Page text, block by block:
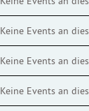
Keine Events an
Keine Events an
Keine Events an